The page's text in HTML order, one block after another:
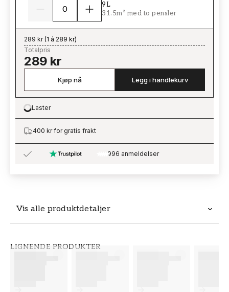
Vis alle produktdetaljer
LIGNENDE PRODUKTER
9L
31.5m² med to pensler
289 kr(1 á 289 kr)
Totalpris
289 kr
Kjøp nå Legg i handlekurv
Loading…
Laster
400 kr for gratis frakt
996 anmeldelser